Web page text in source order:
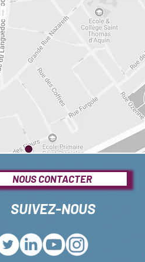
NOUS CONTACTER
SUIVEZ-NOUS